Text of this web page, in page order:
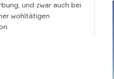
und zwar auch bei
wohltätigen